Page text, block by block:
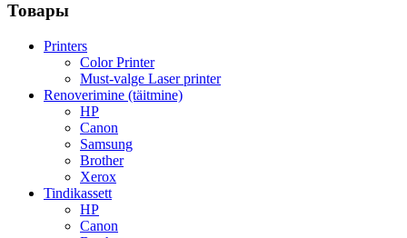
Товары
Printers
Color Printer
Must-valge Laser printer
Renoverimine (täitmine)
HP
Canon
Samsung
Brother
Xerox
Tindikassett
HP
Canon